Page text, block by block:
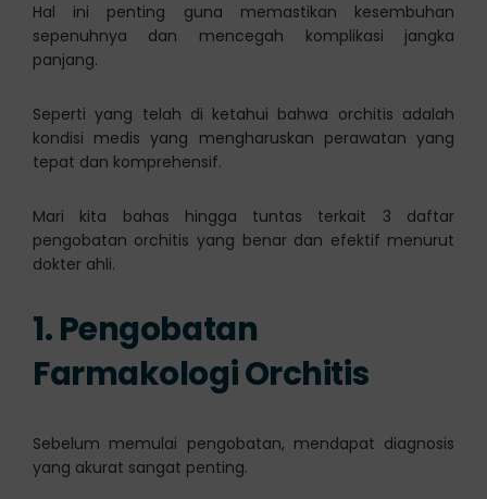
Hal ini penting guna memastikan kesembuhan
sepenuhnya dan mencegah komplikasi jangka
panjang.
Seperti yang telah di ketahui bahwa orchitis adalah
kondisi medis yang mengharuskan perawatan yang
tepat dan komprehensif.
Mari kita bahas hingga tuntas terkait 3 daftar
pengobatan orchitis yang benar dan efektif menurut
dokter ahli.
1. Pengobatan
Farmakologi Orchitis
Sebelum memulai pengobatan, mendapat diagnosis
yang akurat sangat penting.